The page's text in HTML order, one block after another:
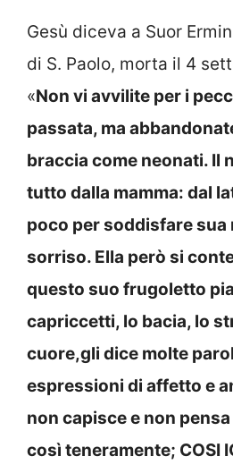
Gesù diceva a Suor
di S. Paolo, morta il 4
«Non vi avvilite per i
passata, ma
braccia come neonati. Il
tutto dalla mamma: dal
poco per soddisfare sua
sorriso. Ella però si
questo suo frugoletto
capriccetti, lo bacia, lo
cuore,gli dice molte
espressioni di affetto e
non capisce e non pensa
così teneramente; COSI